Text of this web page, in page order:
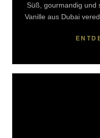
Süß, gourmandig und
Vanille aus Dubai